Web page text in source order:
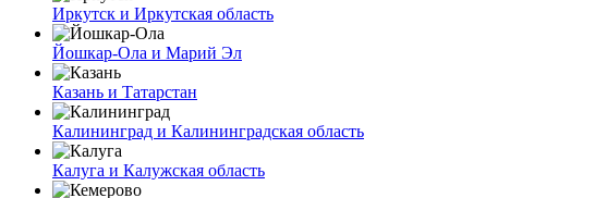
Иркутск и Иркутская область
Йошкар-Ола и Марий Эл
Казань и Татарстан
Калининград и Калининградская область
Калуга и Калужская область